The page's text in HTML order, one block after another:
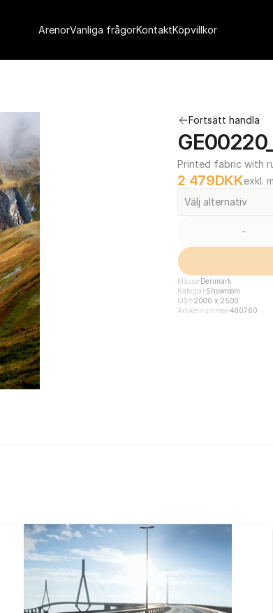
Fortsätt handla
Printed fabric with
2 479DKKexkl.
Välj alternativ
-
Mässa Denmark
Kategori Showroom
Mått2000 x 2500
Artikelnummer480760
ArenorVanliga frågorKontaktKöpvillkor